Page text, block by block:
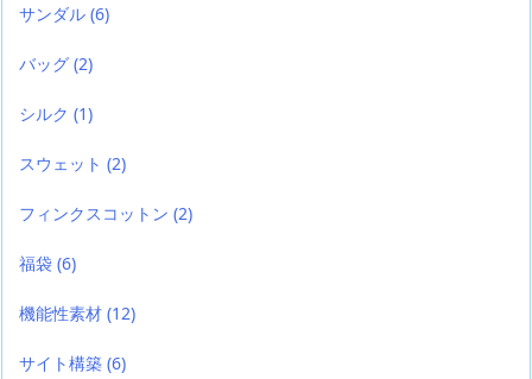
サンダル (6)
バッグ (2)
シルク (1)
スウェット (2)
フィンクスコットン (2)
福袋 (6)
機能性素材 (12)
サイト構築 (6)